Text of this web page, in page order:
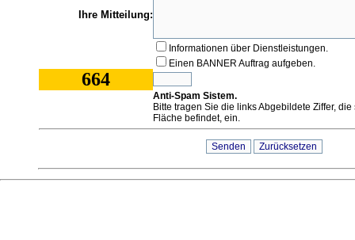
Ihre Mitteilung:
Informationen über Dienstleistungen.
Einen BANNER Auftrag aufgeben.
664
Anti-Spam Sistem.
Bitte tragen Sie die links Abgebildete Ziffer,
Fläche befindet, ein.